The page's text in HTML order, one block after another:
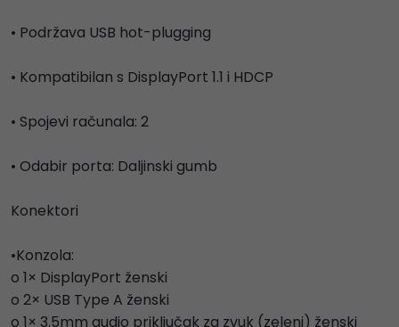
• Podržava USB hot-plugging
• Kompatibilan s DisplayPort 1.1 i HDCP
• Spojevi računala: 2
• Odabir porta: Daljinski gumb
Konektori
•Konzola:
o 1× DisplayPort ženski
o 2× USB Type A ženski
o 1× 3.5mm audio priključak za zvuk (zeleni) ženski